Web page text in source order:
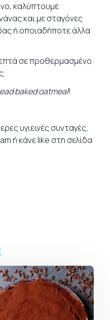
καλύπτουμε
και με σταγόνες
ή οποιαδήποτε άλλα
σε προθερμασμένο
baked oatmeal!
υγιεινέςσυνταγές,
ή κάνε like στη σελίδα